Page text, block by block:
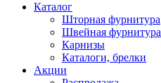
Каталог
Шторная фурнитура
Швейная фурнитура
Карнизы
Каталоги, брелки
Акции